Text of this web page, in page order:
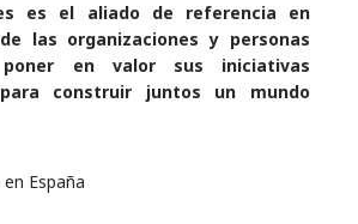
es el aliado de referencia en
las organizaciones y personas
en valor sus iniciativas
para construir juntos un mundo
España